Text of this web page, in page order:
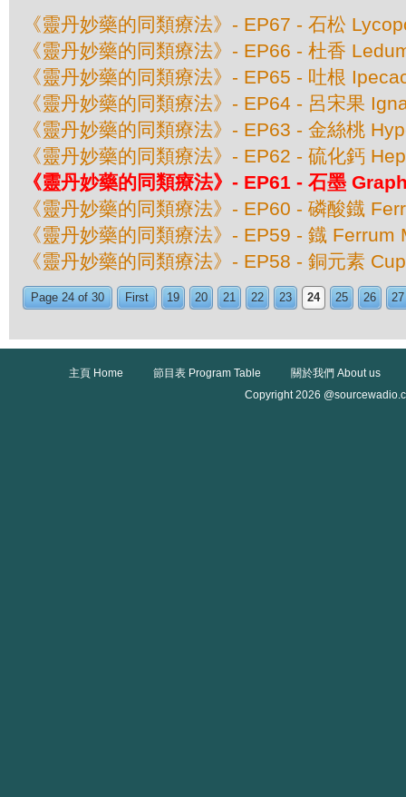
《靈丹妙藥的同類療法》- EP67 - 石松
《靈丹妙藥的同類療法》- EP66 - 杜香
《靈丹妙藥的同類療法》- EP65 - 吐根
《靈丹妙藥的同類療法》- EP64 - 呂宋果
《靈丹妙藥的同類療法》- EP63 - 金絲桃
《靈丹妙藥的同類療法》- EP62 - 硫化鈣
《靈丹妙藥的同類療法》- EP61 - 石墨
《靈丹妙藥的同類療法》- EP60 - 磷酸鐡
《靈丹妙藥的同類療法》- EP59 - 鐡 Ferrum
《靈丹妙藥的同類療法》- EP58 - 銅元素
Page 24 of 30 First 19 20 21 22 23 24 25 26 27
主頁 Home 節目表 Program Table
關於我們 About us
Copyright 2026